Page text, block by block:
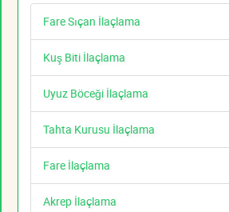
Fare Sıçan İlaçlama
Kuş Biti İlaçlama
Uyuz Böceği İlaçlama
Tahta Kurusu İlaçlama
Fare İlaçlama
Akrep İlaçlama